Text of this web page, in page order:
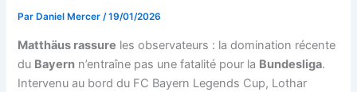
Par Daniel Mercer/19/01/2026
Matthäus rassure les observateurs : la domination récente
du Bayern n’entraîne pas une fatalité pour la Bundesliga.
Intervenu au bord du FC Bayern Legends Cup, Lothar